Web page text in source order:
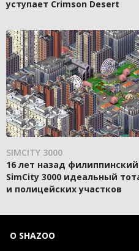
уступает Crimson Desert
SIMCITY 3000
16 лет назад
SimCity 3000 идеальный
и полицейских участков
О SHAZOO